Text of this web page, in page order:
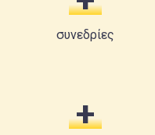
συνεδρίες
+